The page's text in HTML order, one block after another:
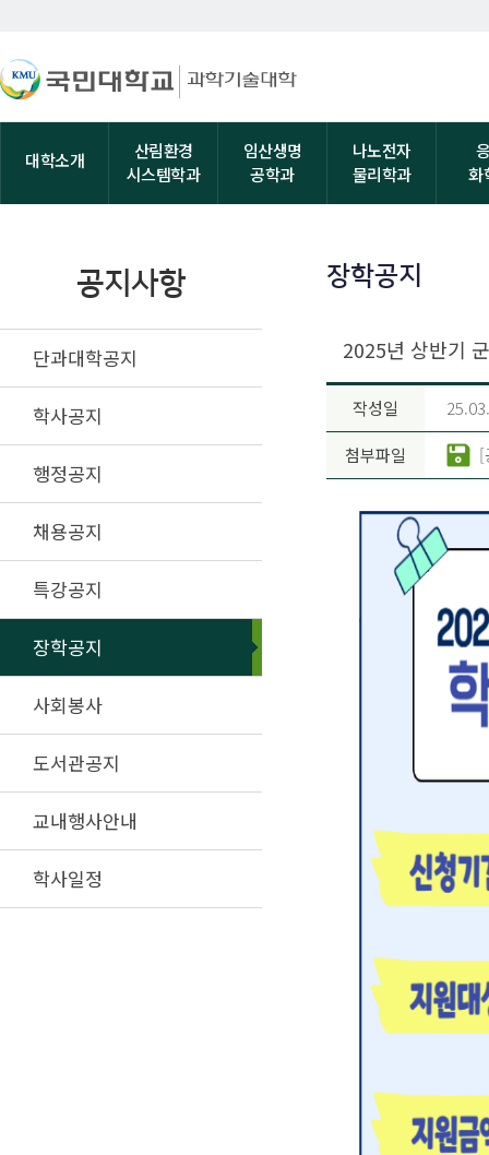
대학소개
산림환경
시스템학과
임산생명
공학과
나노전자
물리학과
화
공지사항
단과대학공지
학사공지
행정공지
채용공지
특강공지
장학공지
사회봉사
도서관공지
교내행사안내
학사일정
장학공지
2025년 상반기
작성일
첨부파일 [